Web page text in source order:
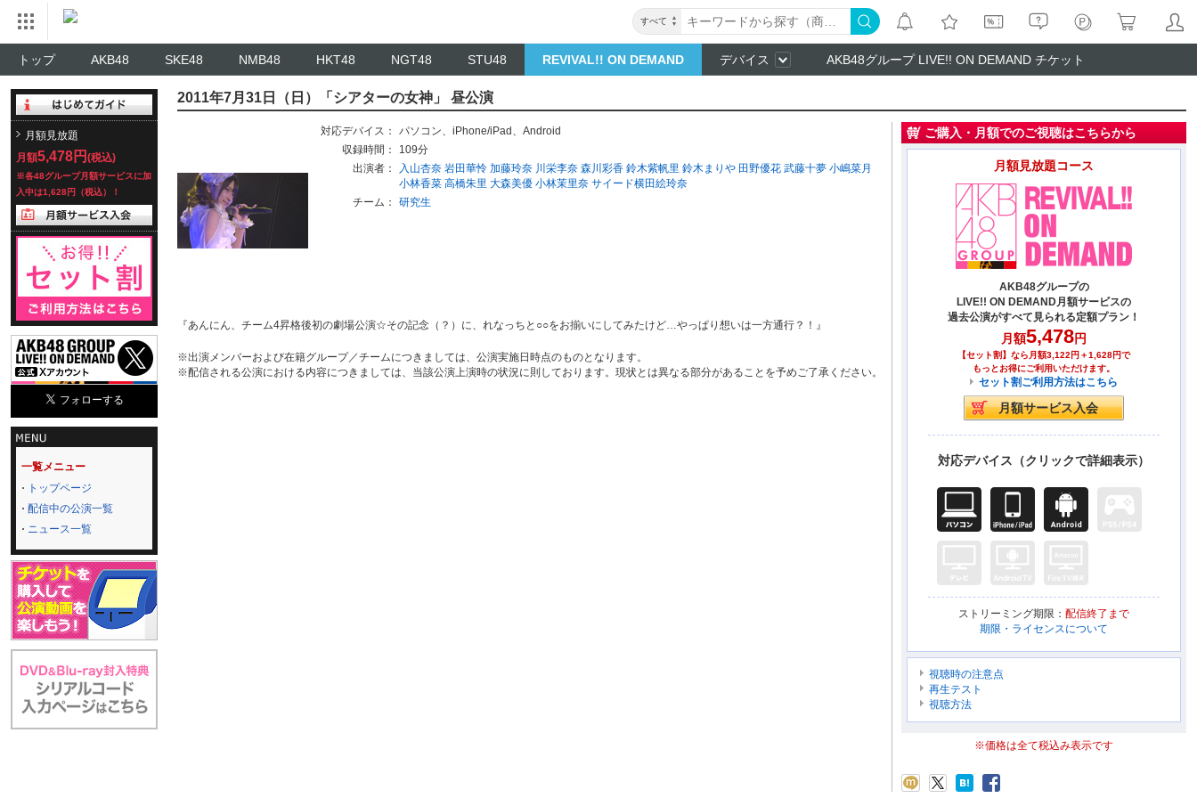
すべて
トップ AKB48 SKE48 NMB48 HKT48 NGT48 STU48 REVIVAL!! ON DEMAND デバイス AKB48グループ LIVE!! ON DEMAND チケット
月額見放題
月額5,478円 (税込)
※各48グループ月額サービスに加
入中は1,628円（税込）！
一覧メニュー
トップページ
配信中の公演一覧
ニュース一覧
2011年7月31日（日）「シアターの女神」 昼公演
対応デバイス： パソコン、 iPhone/iPad 、 Android
収録時間：
109分
出演者：
入山杏奈 岩田華怜 加藤玲奈 川栄李奈 森川彩香 鈴木紫帆里 鈴木まりや 田野優花 武藤十夢 小嶋菜月
小林香菜 高橋朱里 大森美優 小林茉里奈 サイード横田絵玲奈
チーム：
研究生
『あんにん、チーム4昇格後初の劇場公演☆その記念（？）に、れなっちと○○をお揃いにしてみたけど…やっぱり想いは一方通行？！』
※出演メンバーおよび在籍グループ／チームにつきましては、公演実施日時点のものとなります。
※配信される公演における内容につきましては、当該公演上演時の状況に則しております。現状とは異なる部分があることを予めご了承ください。
ご購入・月額でのご視聴はこちらから
月額見放題コース
AKB48グループの
LIVE!! ON DEMAND月額サービスの
過去公演がすべて見られる定額プラン！
月額5,478円
【セット割】なら月額3,122円＋1,628円で
もっとお得にご利用いただけます。
セット割ご利用方法はこちら
対応デバイス（クリックで詳細表示）
ストリーミング期限： 配信終了まで
期限・ライセンスについて
視聴時の注意点
再生テスト
視聴方法
※価格は全て税込み表示です